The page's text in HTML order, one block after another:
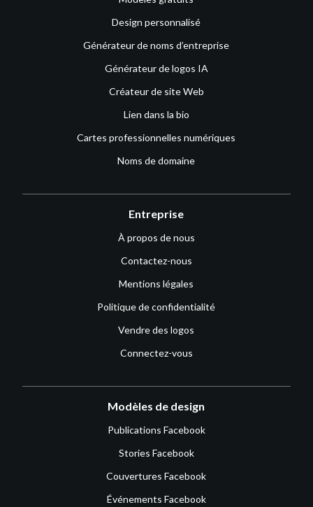
Design personnalisé
Générateur de noms d’entreprise
Générateur de logos IA
Créateur de site Web
Lien dans la bio
Cartes professionnelles numériques
Noms de domaine
Entreprise
À propos de nous
Contactez-nous
Mentions légales
Politique de confidentialité
Vendre des logos
Connectez-vous
Modèles de design
Publications Facebook
Stories Facebook
Couvertures Facebook
Événements Facebook